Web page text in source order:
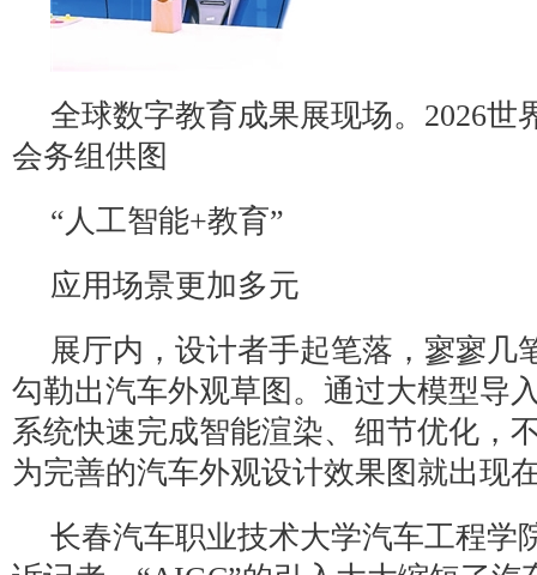
全球数字教育成果展现场。2026世
会务组供图
“人工智能+教育”
应用场景更加多元
展厅内，设计者手起笔落，寥寥几
勾勒出汽车外观草图。通过大模型导
系统快速完成智能渲染、细节优化，
为完善的汽车外观设计效果图就出现
长春汽车职业技术大学汽车工程学